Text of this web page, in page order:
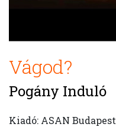
Vágod?
Pogány Induló
Kiadó: ASAN Budapest